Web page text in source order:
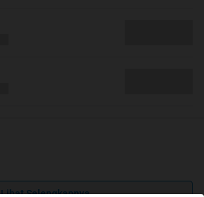
Lihat Selengkapnya